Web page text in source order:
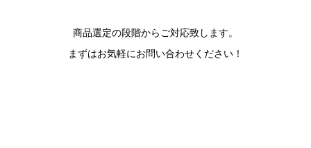
商品選定の段階からご対応致します。
まずはお気軽にお問い合わせください！